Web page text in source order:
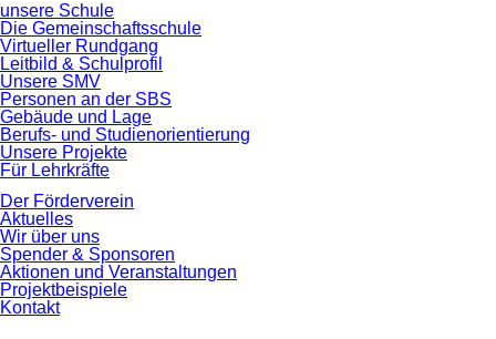
unsere Schule
Die Gemeinschaftsschule
Virtueller Rundgang
Leitbild & Schulprofil
Unsere SMV
Personen an der SBS
Gebäude und Lage
Berufs- und Studienorientierung
Unsere Projekte
Für Lehrkräfte
Der Förderverein
Aktuelles
Wir über uns
Spender & Sponsoren
Aktionen und Veranstaltungen
Projektbeispiele
Kontakt